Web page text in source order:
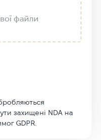
файли
захищені NDA на
GDPR.